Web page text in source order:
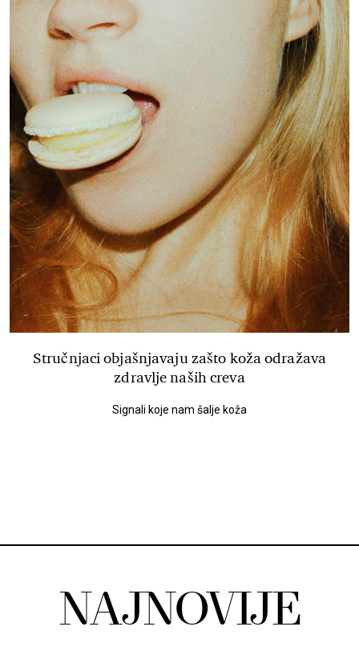
Stručnjaci objašnjavaju zašto koža odražava
zdravlje naših creva
Signali koje nam šalje koža
NAJNOVIJE